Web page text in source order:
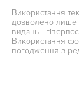
Використання
дозволено лише
видань -
Використання
погодження з